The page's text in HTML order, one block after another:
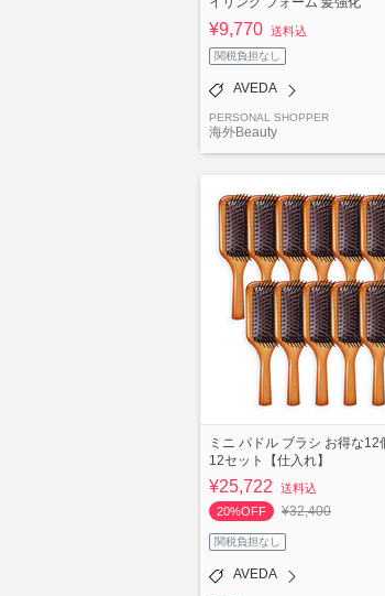
¥9,770 送料込
関税負担なし
AVEDA
PERSONAL SHOPPER
海外Beauty
ミニ パドル ブラシ お得な12
12セット【仕入れ】
¥25,722
送料込
20%OFF
¥32,400
関税負担なし
AVEDA